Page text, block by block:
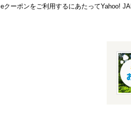
eクーポンをご利用するにあたってYahoo!